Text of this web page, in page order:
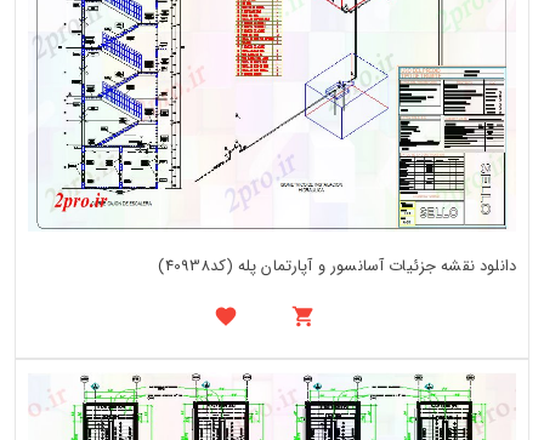
دانلود نقشه جزئیات آسانسور و آپارتمان پله (کد40938)